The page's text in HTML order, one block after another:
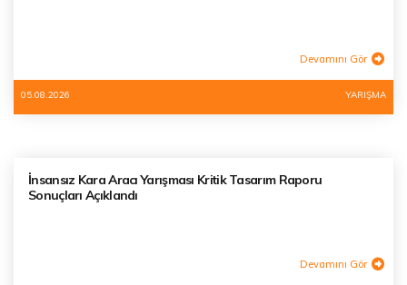
Devamını Gör
05.08.2026 YARIŞMA
İnsansız Kara Aracı Yarışması Kritik Tasarım Raporu
Sonuçları Açıklandı
Devamını Gör